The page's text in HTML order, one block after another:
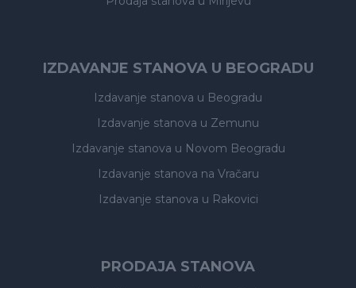
IZDAVANJE STANOVA U BEOGRADU
Izdavanje stanova u Beogradu
Izdavanje stanova u Zemunu
Izdavanje stanova u Novom Beogradu
Izdavanje stanova na Vračaru
Izdavanje stanova u Rakovici
PRODAJA STANOVA